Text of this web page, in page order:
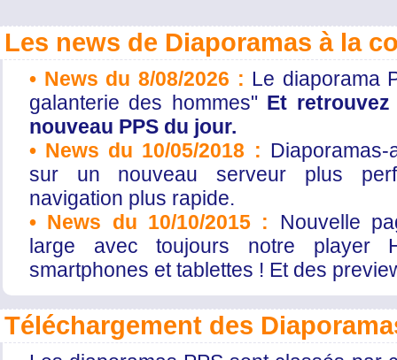
Les news de Diaporamas à la
• News du 8/08/2026 : Le diaporama
galanterie des hommes" Et
nouveau PPS du jour.
• News du 10/05/2018 :
sur un nouveau serveur plus
navigation plus rapide.
• News du 10/10/2015 : Nouvelle
large avec toujours notre player
smartphones et tablettes ! Et des
Téléchargement des